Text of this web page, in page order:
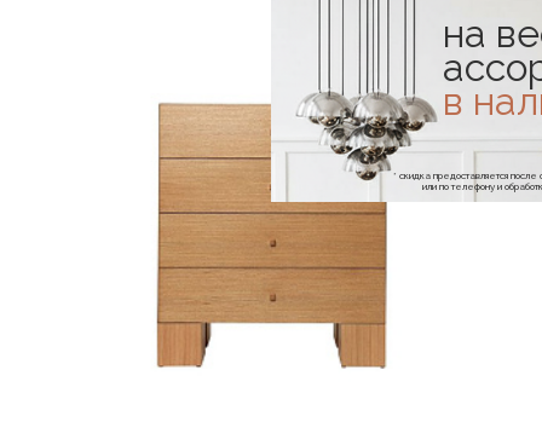
на
в
* скидка предоставляется
или по телефону и